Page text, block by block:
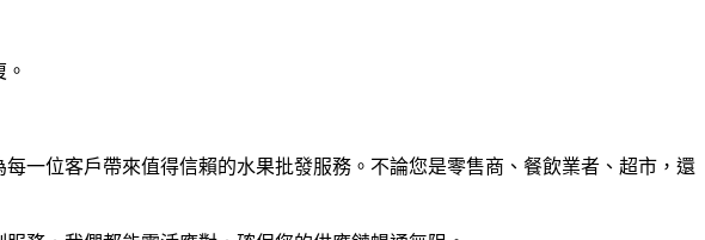
一位客戶帶來值得信賴的水果批發服務。不論您是零售商、餐飲業者、超市，還